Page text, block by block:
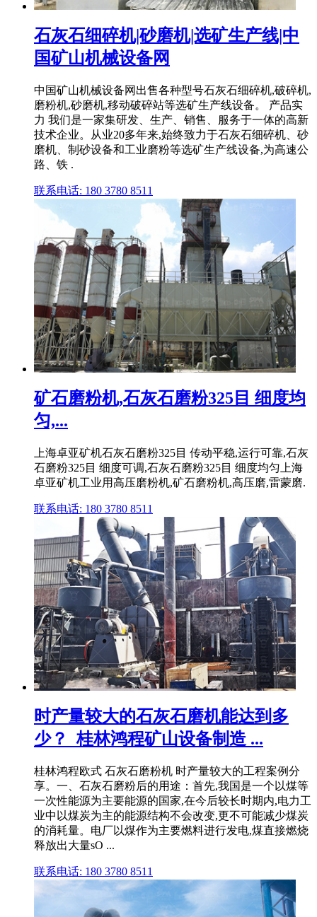
石灰石细碎机|砂磨机|选矿生产线|中
国矿山机械设备网
中国矿山机械设备网出售各种型号石灰石细碎机,破碎机,
磨粉机,砂磨机,移动破碎站等选矿生产线设备。 产品实
力 我们是一家集研发、生产、销售、服务于一体的高新
技术企业。从业20多年来,始终致力于石灰石细碎机、砂
磨机、制砂设备和工业磨粉等选矿生产线设备,为高速公
路、铁 .
联系电话: 180 3780 8511
矿石磨粉机,石灰石磨粉325目 细度均
匀,...
上海卓亚矿机石灰石磨粉325目 传动平稳,运行可靠,石灰
石磨粉325目 细度可调,石灰石磨粉325目 细度均匀上海
卓亚矿机工业用高压磨粉机,矿石磨粉机,高压磨,雷蒙磨.
联系电话: 180 3780 8511
时产量较大的石灰石磨机能达到多
少？_桂林鸿程矿山设备制造 ...
桂林鸿程欧式 石灰石磨粉机 时产量较大的工程案例分
享。一、石灰石磨粉后的用途：首先,我国是一个以煤等
一次性能源为主要能源的国家,在今后较长时期内,电力工
业中以煤炭为主的能源结构不会改变,更不可能减少煤炭
的消耗量。电厂以煤作为主要燃料进行发电,煤直接燃烧
释放出大量sO ...
联系电话: 180 3780 8511